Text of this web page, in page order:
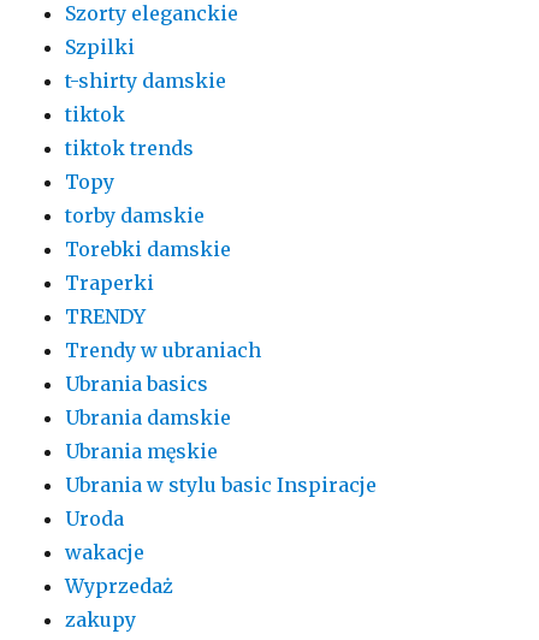
Szorty eleganckie
Szpilki
t-shirty damskie
tiktok
tiktok trends
Topy
torby damskie
Torebki damskie
Traperki
TRENDY
Trendy w ubraniach
Ubrania basics
Ubrania damskie
Ubrania męskie
Ubrania w stylu basic Inspiracje
Uroda
wakacje
Wyprzedaż
zakupy